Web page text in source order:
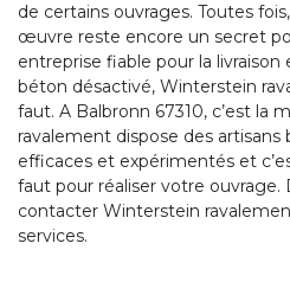
de certains ouvrages. Toutes
œuvre reste encore un secret
entreprise fiable pour la
béton désactivé, Winterstein
faut. A Balbronn 67310, c’est la
ravalement dispose des artisans
efficaces et expérimentés et
faut pour réaliser votre ouvrage.
contacter Winterstein
services.